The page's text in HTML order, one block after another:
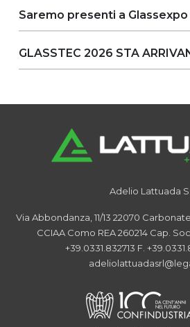
Saremo presenti a
GLASSTEC 2026 STA
Adelio Lattuada
Via Abbondanza, 11/13 22070 Carbonate
CCIAA Como REA 260214 Cap.
+39.0331.832713 F.